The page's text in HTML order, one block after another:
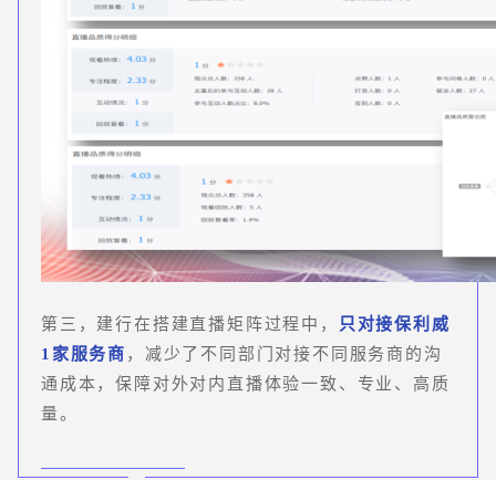
第三，建行在搭建直播矩阵过程中，
只对接保利威
1家服务商 ，减少了不同部门对接不同服务商的沟
通成本，保障对外对内直播体验一致、专业、高质
量。